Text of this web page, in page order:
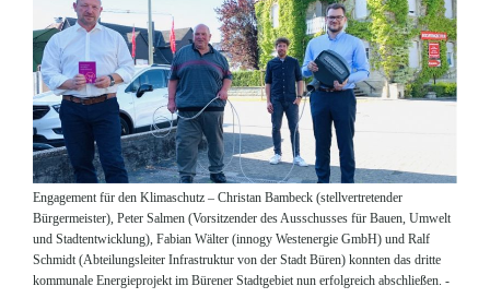
Engagement für den Klimaschutz – Christan Bambeck (stellvertretender
Bürgermeister), Peter Salmen (Vorsitzender des Ausschusses für Bauen, Umwelt
und Stadtentwicklung), Fabian Wälter (innogy Westenergie GmbH) und Ralf
Schmidt (Abteilungsleiter Infrastruktur von der Stadt Büren) konnten das dritte
kommunale Energieprojekt im Bürener Stadtgebiet nun erfolgreich abschließen. -